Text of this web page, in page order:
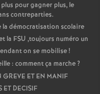
pour gagner plus, le
contreparties.
la démocratisation scolaire
la FSU ,toujours numéro un
on se mobilise!
: comment ça marche?
ET EN MANIF
ET DECISIF